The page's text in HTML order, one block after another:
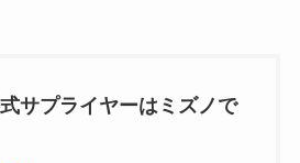
サプライヤーはミズノで